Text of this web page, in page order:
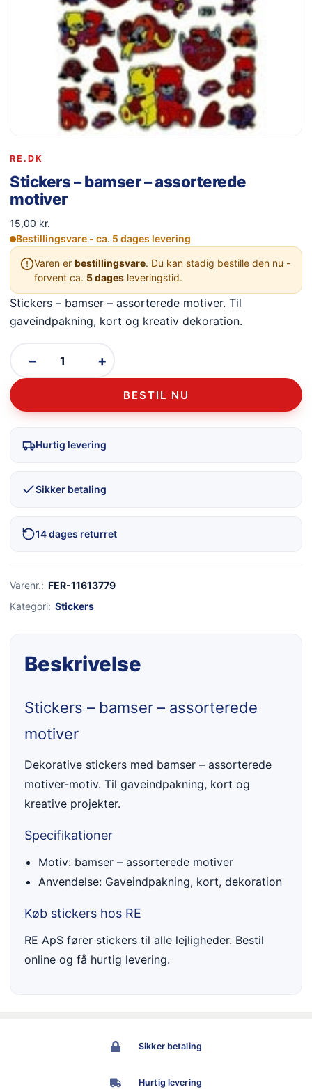
RE.DK
Stickers – bamser – assorterede
motiver
15,00 kr.
Bestillingsvare - ca. 5 dages levering
Varen er bestillingsvare. Du kan stadig bestille den nu -
forvent ca. 5 dages leveringstid.
Stickers – bamser – assorterede motiver. Til
gaveindpakning, kort og kreativ dekoration.
− +
BESTIL NU
Hurtig levering
Sikker betaling
14 dages returret
Varenr.: FER-11613779
Kategori: Stickers
Beskrivelse
Stickers – bamser – assorterede
motiver
Dekorative stickers med bamser – assorterede
motiver-motiv. Til gaveindpakning, kort og
kreative projekter.
Specifikationer
Motiv: bamser – assorterede motiver
Anvendelse: Gaveindpakning, kort, dekoration
Køb stickers hos RE
RE ApS fører stickers til alle lejligheder. Bestil
online og få hurtig levering.
Sikker betaling
Hurtig levering